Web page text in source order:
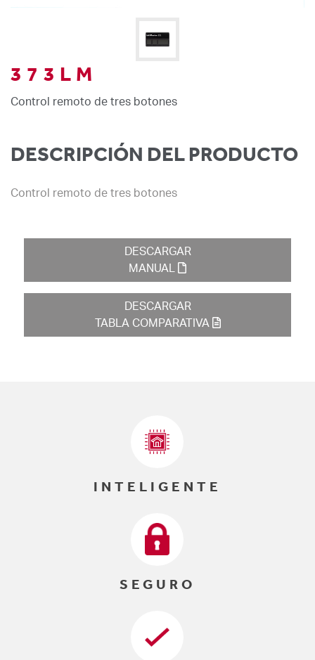
373LM
Control remoto de tres botones
DESCRIPCIÓN DEL PRODUCTO
Control remoto de tres botones
DESCARGAR
MANUAL
DESCARGAR
TABLA COMPARATIVA
INTELIGENTE
SEGURO